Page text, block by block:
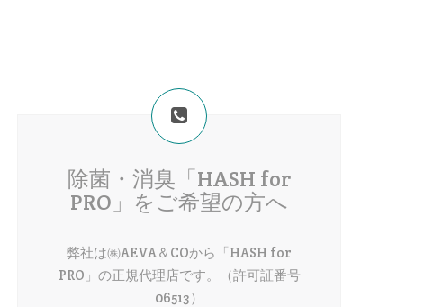
除菌・消臭「HASH for
PRO」をご希望の方へ
弊社は㈱AEVA＆COから「HASH for
PRO」の正規代理店です。（許可証番号
06513）